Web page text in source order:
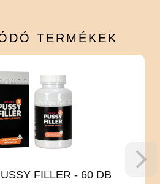
TERMÉKEK
FILLER - 60 DB